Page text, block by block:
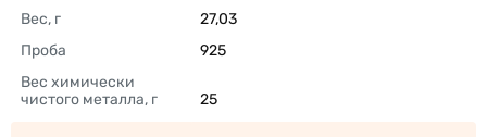
Вес, г
27,03
Проба
925
Вес химически
чистого металла, г
25